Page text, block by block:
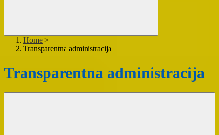
Home >
Transparentna administracija
Transparentna administracija